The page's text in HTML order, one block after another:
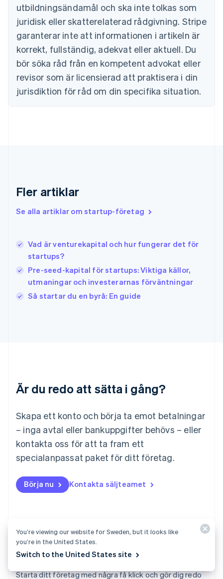
utbildningsändamål och ska inte tolkas som
juridisk eller skatterelaterad rådgivning. Stripe
garanterar inte att informationen i artikeln är
korrekt, fullständig, adekvat eller aktuell. Du
bör söka råd från en kompetent advokat eller
revisor som är licensierad att praktisera i din
jurisdiktion för råd om din specifika situation.
Fler artiklar
Se alla artiklar om startup-företag
Vad är venturekapital och hur fungerar det för
startups?
Pre-seed-kapital för startups: Viktiga källor,
utmaningar och investerarnas förväntningar
Så startar du en byrå: En guide
Är du redo att sätta i gång?
Skapa ett konto och börja ta emot betalningar
– inga avtal eller bankuppgifter behövs – eller
kontakta oss för att ta fram ett
specialanpassat paket för ditt företag.
Börja nu Kontakta säljteamet
Atlas
Starta ditt företag med några få klick och gör dig redo
English
Estland
English
Fastlandskina
简体中文English
Finland
Frankrike
FrançaisEnglish
English
English
Japan
日本語 English
EnglishFrançais
Kroatien
EnglishItaliano
Malaysia
English
Mexiko
Nederländerna
NederlandsEnglish
English
Nya Zeeland
Portugal
Português
Rumänien
English
DeutschFrançaisItalianoEnglish
You’re viewing our website for Sweden, but it looks like
you’re in the United States.
Switch to the United States site